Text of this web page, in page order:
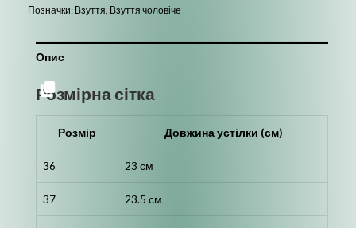
Позначки: Взуття, Взуття чоловіче
Опис
Розмірна сітка
Розмір Довжина устілки (см)
36 23 см
37 23.5 см